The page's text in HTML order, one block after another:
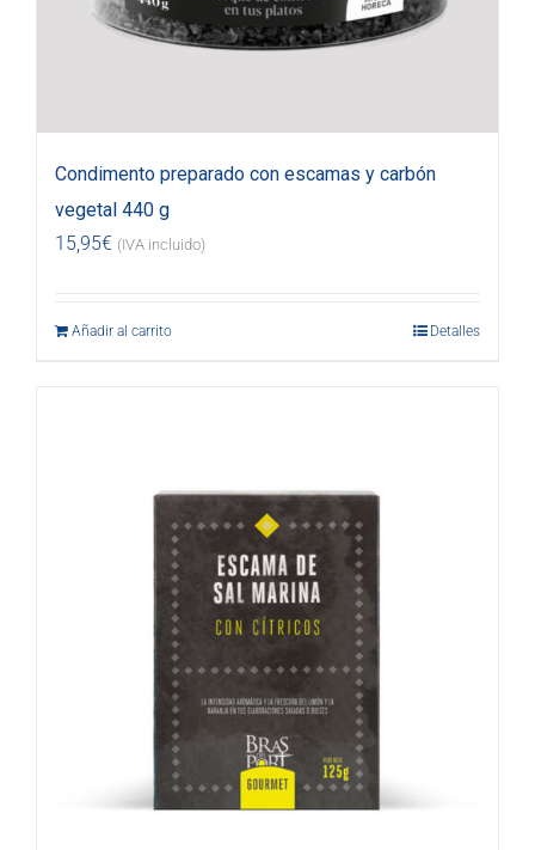
Condimento preparado con escamas y carbón
vegetal 440 g
15,95€ (IVA incluido)
Añadir al carrito Detalles